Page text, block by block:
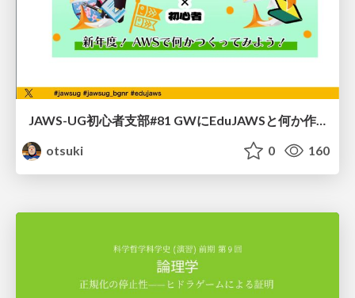
JAWS-UG初心者支部#81 GWにEduJAWSと何か作ろうもくもく会！
otsuki
0 160